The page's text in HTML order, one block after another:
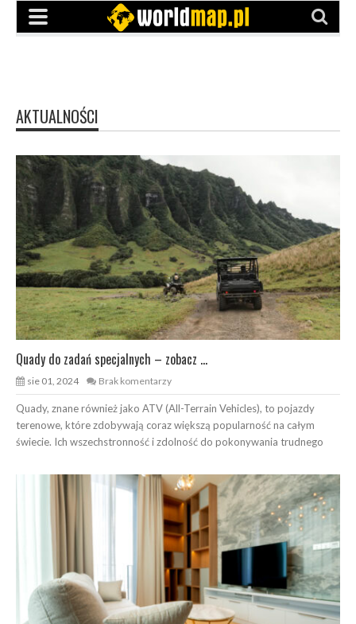
AKTUALNOŚCI
Quady do zadań specjalnych – zobacz ...
sie 01, 2024 Brak komentarzy
Quady, znane również jako ATV (All-Terrain Vehicles), to pojazdy
terenowe, które zdobywają coraz większą popularność na całym
świecie. Ich wszechstronność i zdolność do pokonywania trudnego